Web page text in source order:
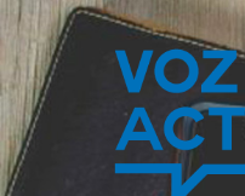
contenido